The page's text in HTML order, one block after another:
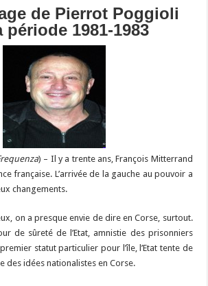
de Pierrot Poggioli
période 1981-1983
) – Il y a trente ans, François Mitterrand
française. L’arrivée de la gauche au pouvoir a
changements.
on a presque envie de dire en Corse, surtout.
de sûreté de l’Etat, amnistie des prisonniers
statut particulier pour l’île, l’Etat tente de
des idées nationalistes en Corse.